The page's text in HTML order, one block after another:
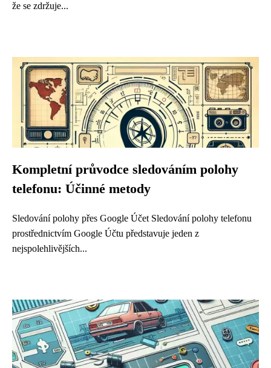
že se zdržuje...
Kompletní průvodce sledováním polohy
telefonu: Účinné metody
Sledování polohy přes Google Účet Sledování polohy telefonu
prostřednictvím Google Účtu představuje jeden z
nejspolehlivějších...